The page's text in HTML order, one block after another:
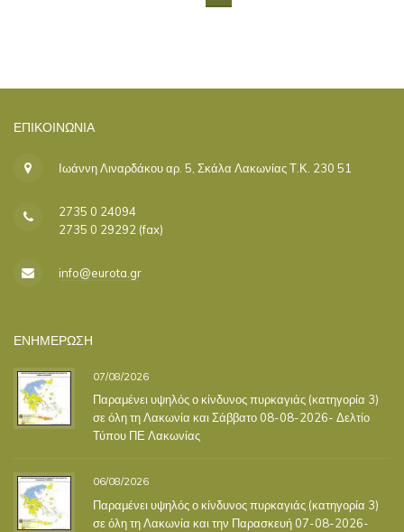
ΕΠΙΚΟΙΝΩΝΊΑ
Ιωάννη Λιναρδάκου αρ. 5, Σκάλα Λακωνίας Τ.Κ. 230 51
2735 0 24094
2735 0 29292 (fax)
info@eurota.gr
ΕΝΗΜΕΡΩΣΗ
07/08/2026
Παραμένει υψηλός ο κίνδυνος πυρκαγιάς (κατηγορία 3)
σε όλη τη Λακωνία και Σάββατο 08-08-2026- Δελτίο
Τύπου ΠΕ Λακωνίας
06/08/2026
Παραμένει υψηλός ο κίνδυνος πυρκαγιάς (κατηγορία 3)
σε όλη τη Λακωνία και την Παρασκευή 07-08-2026-